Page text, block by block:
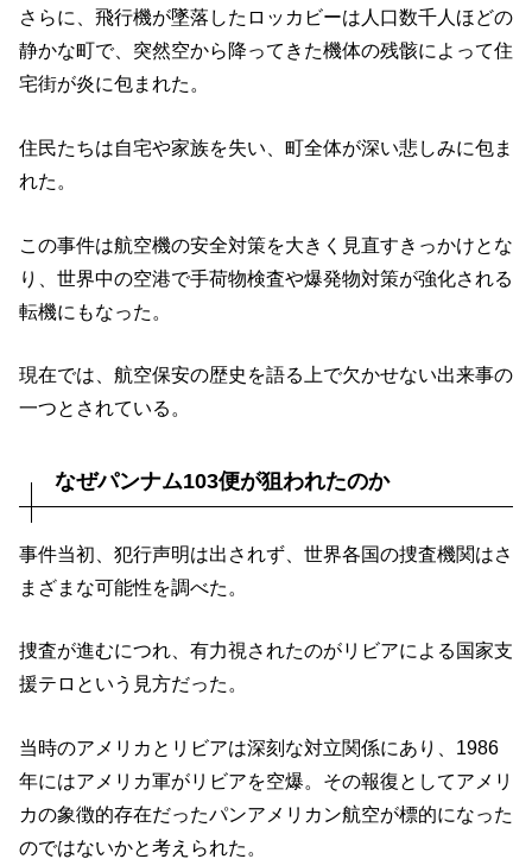
さらに、飛行機が墜落したロッカビーは人口数千人ほどの
静かな町で、突然空から降ってきた機体の残骸によって住
宅街が炎に包まれた。
住民たちは自宅や家族を失い、町全体が深い悲しみに包ま
れた。
この事件は航空機の安全対策を大きく見直すきっかけとな
り、世界中の空港で手荷物検査や爆発物対策が強化される
転機にもなった。
現在では、航空保安の歴史を語る上で欠かせない出来事の
一つとされている。
なぜパンナム103便が狙われたのか
事件当初、犯行声明は出されず、世界各国の捜査機関はさ
まざまな可能性を調べた。
捜査が進むにつれ、有力視されたのがリビアによる国家支
援テロという見方だった。
当時のアメリカとリビアは深刻な対立関係にあり、1986
年にはアメリカ軍がリビアを空爆。その報復としてアメリ
カの象徴的存在だったパンアメリカン航空が標的になった
のではないかと考えられた。